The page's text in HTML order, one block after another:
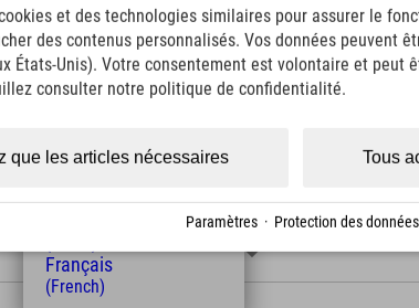
KML Download GPX
Altitude
et des technologies similaires pour assurer le
des contenus personnalisés. Vos données peuvent
États-Unis). Votre consentement est volontaire et peut
consulter notre politique de confidentialité.
Tous
que les articles nécessaires
Paramètres · Protection des données
(English)
Italiano
(Italian)
Čeština
(Polish)
(Hungarian)
Français
(French)